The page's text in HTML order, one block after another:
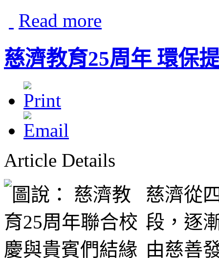
Read more
慈濟教育25周年 環保
Article Details
慈濟從
段，逐
由慈善